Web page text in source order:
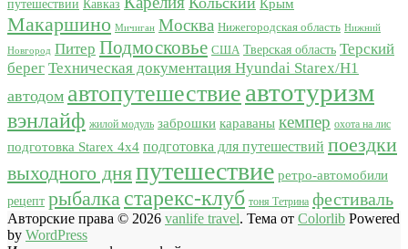
путешествии Кавказ Крым
Макаршино Мичиган Москва Нижегородская область Нижний
Новгород Питер Подмосковье США Тверская область Терский
берег Техническая документация Hyundai Starex/H1
автодом автопутешествие автотуризм
вэнлайф жилой модуль заброшки караваны кемпер охота на лис
подготовка Starex 4x4 подготовка для путешествий поездки
выходного дняпутешествие ретро-автомобили
рецепт рыбалка старекс-клуб тоня Тетрина фестиваль
Авторские права © 2026 vanlife travel. Тема от Colorlib Powered
by WordPress